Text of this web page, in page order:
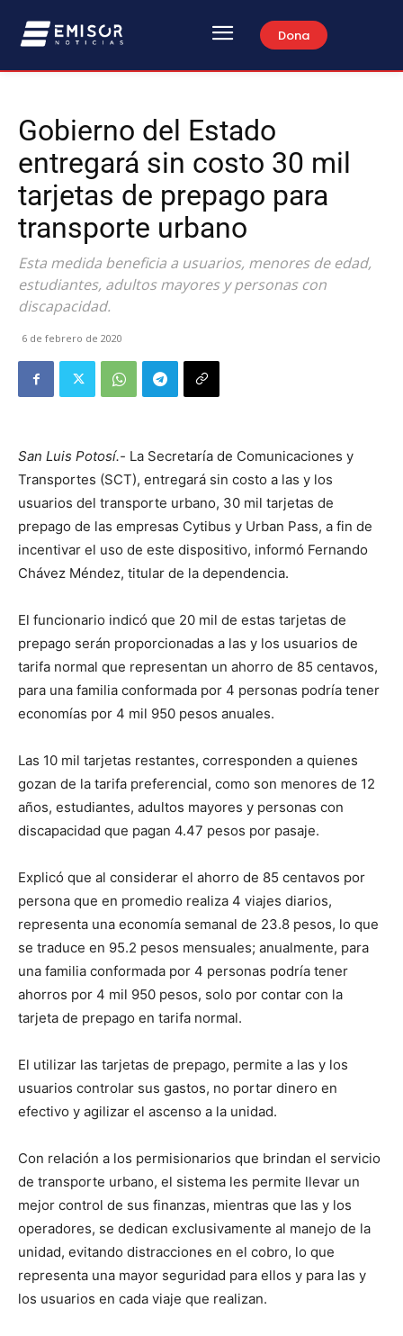
Dona
Gobierno del Estado
entregará sin costo 30 mil
tarjetas de prepago para
transporte urbano
Esta medida beneficia a usuarios, menores de edad,
estudiantes, adultos mayores y personas con
discapacidad.
6 de febrero de 2020
San Luis Potosí.- La Secretaría de Comunicaciones y
Transportes (SCT), entregará sin costo a las y los
usuarios del transporte urbano, 30 mil tarjetas de
prepago de las empresas Cytibus y Urban Pass, a fin de
incentivar el uso de este dispositivo, informó Fernando
Chávez Méndez, titular de la dependencia.
El funcionario indicó que 20 mil de estas tarjetas de
prepago serán proporcionadas a las y los usuarios de
tarifa normal que representan un ahorro de 85 centavos,
para una familia conformada por 4 personas podría tener
economías por 4 mil 950 pesos anuales.
Las 10 mil tarjetas restantes, corresponden a quienes
gozan de la tarifa preferencial, como son menores de 12
años, estudiantes, adultos mayores y personas con
discapacidad que pagan 4.47 pesos por pasaje.
Explicó que al considerar el ahorro de 85 centavos por
persona que en promedio realiza 4 viajes diarios,
representa una economía semanal de 23.8 pesos, lo que
se traduce en 95.2 pesos mensuales; anualmente, para
una familia conformada por 4 personas podría tener
ahorros por 4 mil 950 pesos, solo por contar con la
tarjeta de prepago en tarifa normal.
El utilizar las tarjetas de prepago, permite a las y los
usuarios controlar sus gastos, no portar dinero en
efectivo y agilizar el ascenso a la unidad.
Con relación a los permisionarios que brindan el servicio
de transporte urbano, el sistema les permite llevar un
mejor control de sus finanzas, mientras que las y los
operadores, se dedican exclusivamente al manejo de la
unidad, evitando distracciones en el cobro, lo que
representa una mayor seguridad para ellos y para las y
los usuarios en cada viaje que realizan.